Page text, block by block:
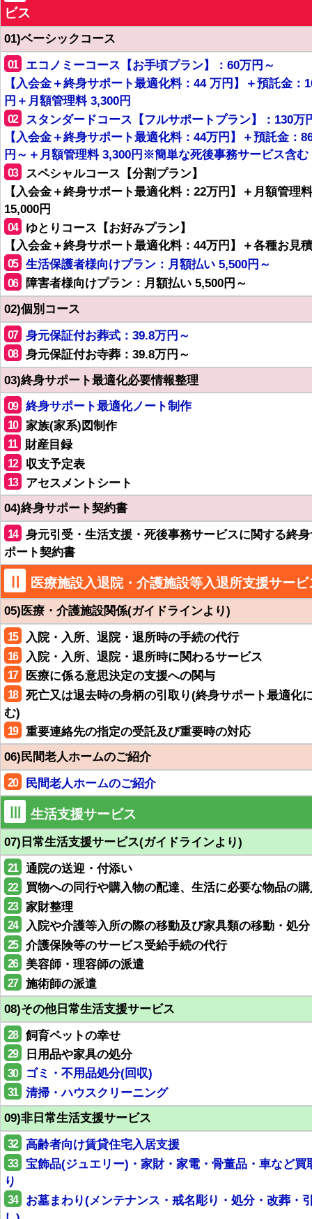
ビス
01)ベーシックコース
01
エコノミーコース【お手頃プラン】：60万円～
【入会金＋終身サポート最適化料：44 万円】＋預託金：
円＋月額管理料 3,300円
02
スタンダードコース【フルサポートプラン】：130万
【入会金＋終身サポート最適化料：44万円】＋預託金：
円～＋月額管理料 3,300円※簡単な死後事務サービス含む
03
スペシャルコース【分割プラン】
【入会金＋終身サポート最適化料：22万円】＋月額管理料
15,000円
04
ゆとりコース【お好みプラン】
【入会金＋終身サポート最適化料：44万円】＋各種お見
05 生活保護者様向けプラン：月額払い 5,500円～
06
障害者様向けプラン：月額払い 5,500円～
02)個別コース
07 身元保証付お葬式：39.8万円～
08
身元保証付お寺葬：39.8万円～
03)終身サポート最適化必要情報整理
09 終身サポート最適化ノート制作
10 家族(家系)図制作
11 財産目録
12 収支予定表
13
アセスメントシート
04)終身サポート契約書
14
身元引受・生活支援・死後事務サービスに関する終
ポート契約書
Ⅱ 医療施設入退院・介護施設等入退所支援サービ
05)医療・介護施設関係(ガイドラインより)
15 入院・入所、退院・退所時の手続の代行
16 入院・入所、退院・退所時に関わるサービス
17 医療に係る意思決定の支援への関与
18
死亡又は退去時の身柄の引取り(終身サポート最適化
む)
19
重要連絡先の指定の受託及び重要時の対応
06)民間老人ホームのご紹介
20 民間老人ホームのご紹介
生活支援サービス
07)日常生活支援サービス(ガイドラインより)
21 通院の送迎・付添い
22 買物への同行や購入物の配達、生活に必要な物品の
23 家財整理
24 入院や介護等入所の際の移動及び家具類の移動・処分
25 介護保険等のサービス受給手続の代行
26 美容師・理容師の派遣
27
施術師の派遣
08)その他日常生活支援サービス
28 飼育ペットの幸せ
29 日用品や家具の処分
30 ゴミ・不用品処分(回収)
31
清掃・ハウスクリーニング
09)非日常生活支援サービス
32 高齢者向け賃貸住宅入居支援
33
宝飾品(ジュエリー)・家財・家電・骨董品・車など買
り
34
お墓まわり(メンテナンス・戒名彫り・処分・改葬・